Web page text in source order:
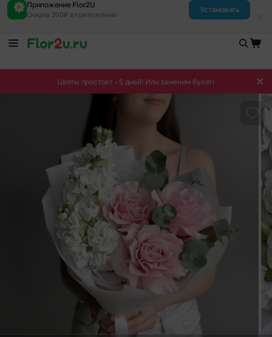
Приложение Flor2U
Скидка 300₽ в приложении
Установить
Цветы простоят - 5 дней! Или заменим букет!